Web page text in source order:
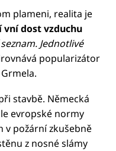
plameni, realita je
dost vzduchu
Jednotlivé
popularizátor
stavbě. Německá
evropské normy
v požární zkušebně
z nosné slámy